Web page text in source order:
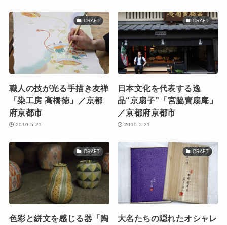
CRAFT
職人の技が光る手描き友禅
「染工房 高橋徳」／京都
府京都市
2010.5.21
CRAFT
日本文化を代表する逸
品“京扇子”「宮脇賣扇庵」
／京都府京都市
2010.5.21
CRAFT
色彩と絣文を感じる器「陶
CRAFT
大名たちの隠れたオシャレ